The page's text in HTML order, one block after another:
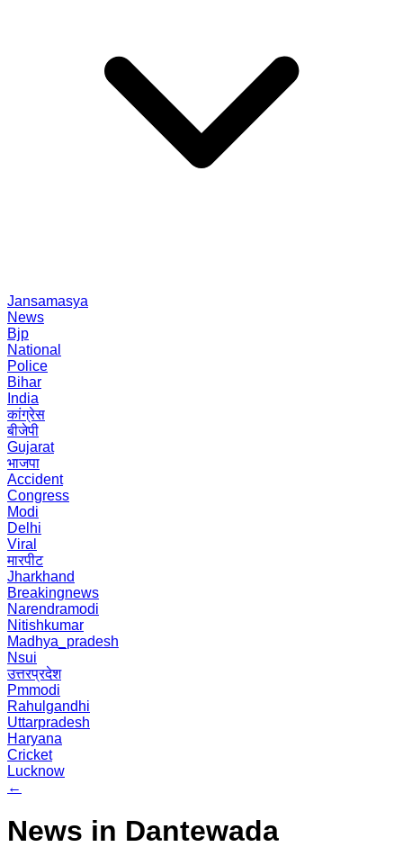
Jansamasya
News
Bjp
National
Police
Bihar
India
कांग्रेस
बीजेपी
Gujarat
भाजपा
Accident
Congress
Modi
Delhi
Viral
मारपीट
Jharkhand
Breakingnews
Narendramodi
Nitishkumar
Madhya_pradesh
Nsui
उत्तरप्रदेश
Pmmodi
Rahulgandhi
Uttarpradesh
Haryana
Cricket
Lucknow
←
News in Dantewada